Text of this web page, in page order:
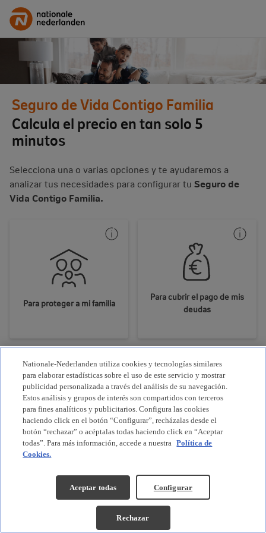
Seguro de Vida Contigo Familia
Calcula el precio en tan solo 5
minutos
Selecciona una o varias opciones y te ayudaremos a
analizar tus necesidades para configurar tu Seguro de
Vida Contigo Familia.
Para proteger a mi familia
Para cubrir el pago de mis
deudas
Para asegurar mi bienestar,
si sufro alguna incapacidad
o enfermedad
Para ayudar a que mis hijos
alcancen sus sueños
¿Te ayudamos?
Calcular Precio
Nationale-Nederlanden utiliza cookies y tecnologías similares
para elaborar estadísticas sobre el uso de este servicio y mostrar
publicidad personalizada a través del análisis de su navegación.
Estos análisis y grupos de interés son compartidos con terceros
para fines analíticos y publicitarios. Configura las cookies
haciendo click en el botón “Configurar”, recházalas desde el
botón “rechazar” o acéptalas todas haciendo click en “Aceptar
todas”. Para más información, accede a nuestra Política de
Cookies.
Configurar
Rechazar
Aceptar todas